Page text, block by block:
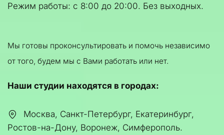
Режим работы: с 8:00 до 20:00. Без выходных.
Мы готовы проконсультировать и помочь независимо
от того, будем мы с Вами работать или нет.
Наши студии находятся в городах:
Москва, Санкт-Петербург, Екатеринбург,
Ростов-на-Дону, Воронеж, Симферополь.